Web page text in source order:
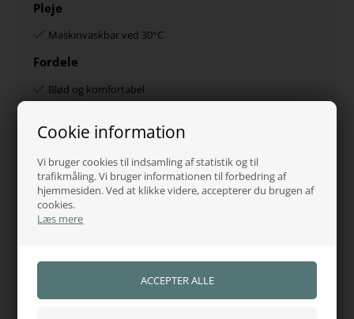
Cookie information
Vi bruger cookies til indsamling af statistik og til
trafikmåling. Vi bruger informationen til forbedring af
hjemmesiden. Ved at klikke videre, accepterer du brugen af
cookies.
Læs mere
Pleje
Maskinvaskbar ved 30°C
Fordele
Blød og komfortabel
Beskytter både hest og udstyr
Specifikationer
Type:
Materiale:
Farver:Natur, Brown, Black
Kentucky lammeskind til fortøj kombinerer komfort,
beskyttelse og elegant design – perfekt til ryttere, der ønsker